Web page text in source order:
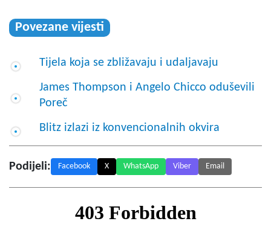
Povezane vijesti
Tijela koja se zbližavaju i udaljavaju
James Thompson i Angelo Chicco oduševili
Poreč
Blitz izlazi iz konvencionalnih okvira
Podijeli: Facebook X WhatsApp Viber Email